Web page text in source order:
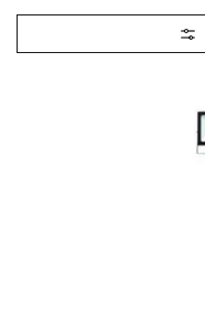
Najlacnejšie
Najdrahšie